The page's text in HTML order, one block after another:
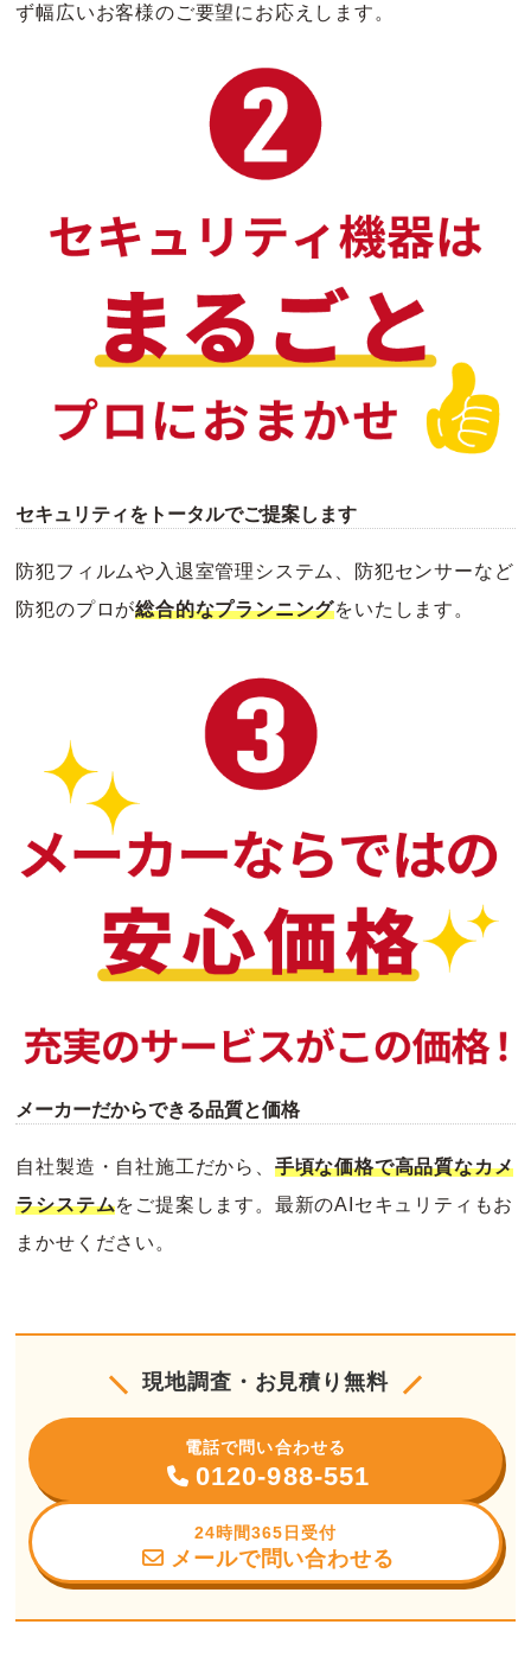
ず幅広いお客様のご要望にお応えします。
セキュリティをトータルでご提案します
防犯フィルムや入退室管理システム、防犯センサーなど
防犯のプロが総合的なプランニングをいたします。
メーカーだからできる品質と価格
自社製造・自社施工だから、 手頃な価格で高品質なカメ
ラシステムをご提案します。最新のAIセキュリティもお
まかせください。
現地調査・お見積り無料
電話で問い合わせる
0120-988-551
24時間365日受付
メールで問い合わせる